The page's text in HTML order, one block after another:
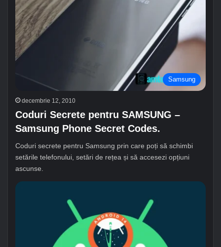
Samsung
decembrie 12, 2010
Coduri Secrete pentru SAMSUNG –
Samsung Phone Secret Codes.
Coduri secrete pentru Samsung prin care poți să schimbi
setările telefonului, setări de rețea și să accesezi opțiuni
ascunse.